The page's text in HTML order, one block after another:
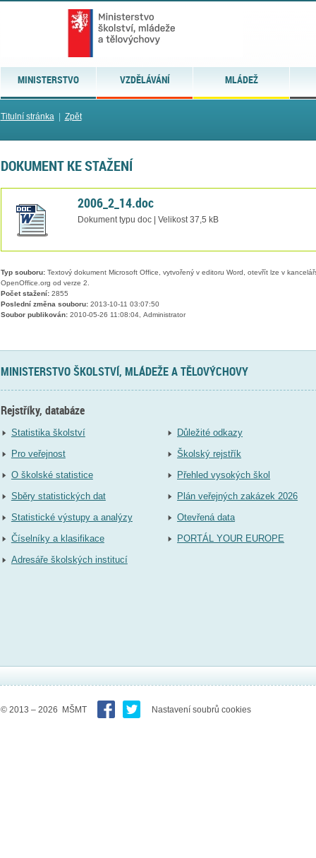
MINISTERSTVO VZDĚLÁVÁNÍ MLÁDEŽ
Titulní stránka| Zpět
DOKUMENT KE STAŽENÍ
2006_2_14.doc
Dokument typu doc | Velikost 37,5 kB
Typ souboru:Textový dokument Microsoft Office, vytvořený v editoru Word, otevřít lze v
OpenOffice.org od verze 2.
Počet stažení:2855
Poslední změna souboru:2013-10-11 03:07:50
Soubor publikován:2010-05-26 11:08:04, Administrator
MINISTERSTVO ŠKOLSTVÍ, MLÁDEŽE A TĚLOVÝCHOVY
Rejstříky, databáze
Statistika školství
Pro veřejnost
O školské statistice
Sběry statistických dat
Statistické výstupy a analýzy
Číselníky a klasifikace
Adresáře školských institucí
Důležité odkazy
Školský rejstřík
Přehled vysokých škol
Plán veřejných zakázek 2026
Otevřená data
PORTÁL YOUR EUROPE
© 2013 – 2026 MŠMT Nastavení soubrů cookies